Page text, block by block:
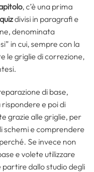
, c’è una prima
divisi in paragrafi e
denominata
in cui, sempre con la
le griglie di correzione,
di base,
e poi di
grazie alle griglie, per
schemi e comprendere
Se invece non
e volete utilizzare
dallo studio degli